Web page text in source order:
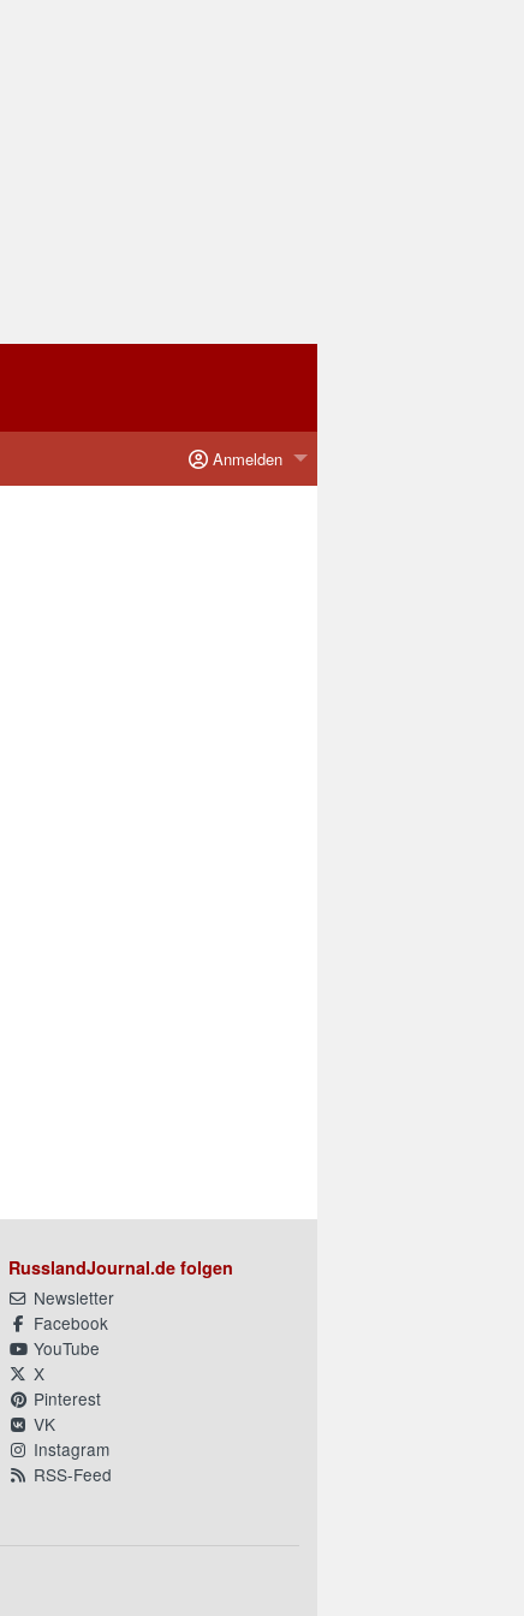
Anmelden
RusslandJournal.de folgen
Newsletter
Facebook
YouTube
X
Pinterest
VK
Instagram
RSS-Feed